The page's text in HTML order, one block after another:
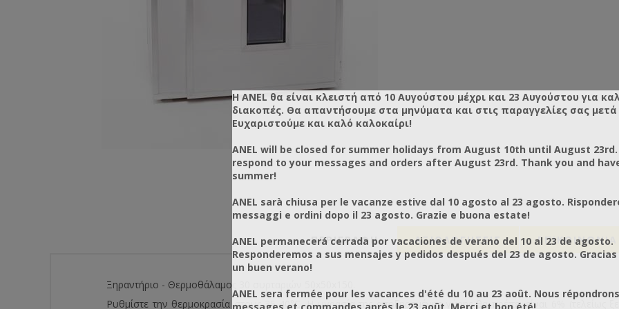
ΠΕΡΙΓΡΑΦΗ ΑΞΙΟΛΟΓΉΣΕΙΣ ΕΠΙΚΟΙΝΩΝΙΑ
Ξηραντήριο - Θερμοθάλαμος 30 συρταριών 50x50x150.
Ρυθμίστε την θερμοκρασία στους 35-40°C. Η υγρασία της αποξηραμένης γύρης θα πρέπει είναι 6% (τελείως
Η ANEL θα είναι κλειστή από 10 Αυγούστου μέχρι και 23 Αυγούστου για
διακοπές. Θα απαντήσουμε στα μηνύματα και στις παραγγελίες σας μετά
Ευχαριστούμε και καλό καλοκαίρι!
ANEL will be closed for summer holidays from August 10th until August
respond to your messages and orders after August 23rd. Thank you and
summer!
ANEL sarà chiusa per le vacanze estive dal 10 agosto al 23 agosto.
messaggi e ordini dopo il 23 agosto. Grazie e buona estate!
ANEL permanecerá cerrada por vacaciones de verano del 10 al 23 de agosto.
Responderemos a sus mensajes y pedidos después del 23 de agosto.
un buen verano!
ANEL sera fermée pour les vacances d'été du 10 au 23 août. Nous